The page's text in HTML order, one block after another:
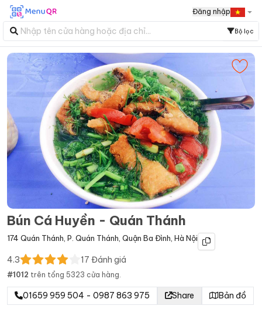
Đăng nhập
Bộ lọc
Bún Cá Huyền - Quán Thánh
174 Quán Thánh P. Quán Thánh Quận Ba Đình Hà Nội
4.3 17 Đánh giá
#1012 trên tổng 5323 cửa hàng.
01659 959 504 - 0987 863 975 Share Bản đồ